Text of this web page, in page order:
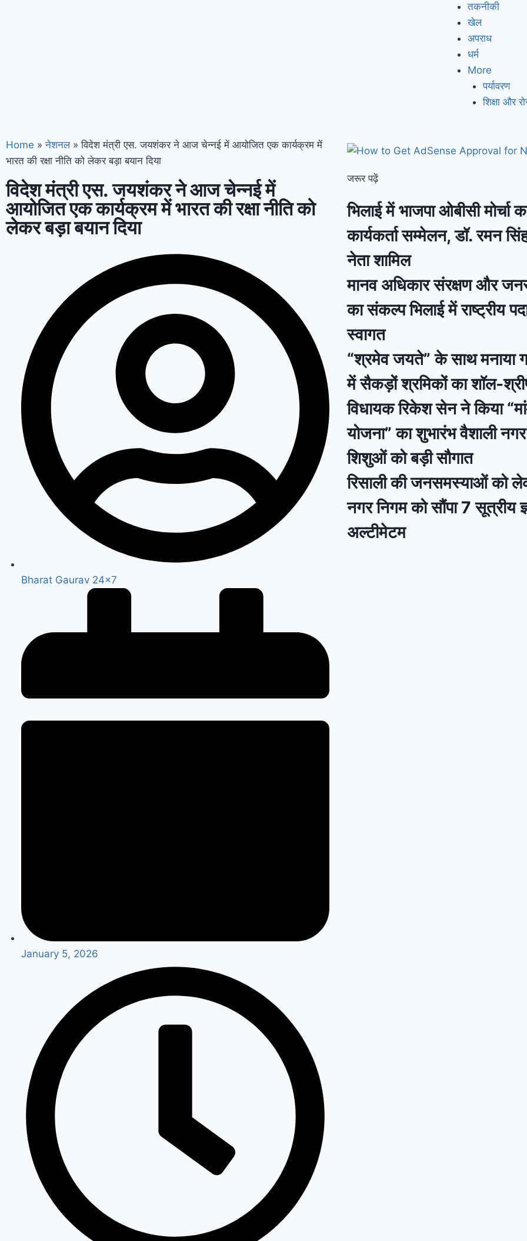
तकनीकी
खेल
अपराध
धर्म
More
पर्यावरण
शिक्षा और
Home » नेशनल » विदेश मंत्री एस. जयशंकर ने आज चेन्नई में आयोजित एक कार्यक्रम में
भारत की रक्षा नीति को लेकर बड़ा बयान दिया
विदेश मंत्री एस. जयशंकर ने आज चेन्नई में
आयोजित एक कार्यक्रम में भारत की रक्षा नीति को
लेकर बड़ा बयान दिया
Bharat Gaurav 24x7
January 5, 2026
जरूर पढ़ें
भिलाई में भाजपा ओबीसी मोर्चा
कार्यकर्ता सम्मेलन, डॉ. रमन
नेता शामिल
मानव अधिकार संरक्षण और
का संकल्प भिलाई में राष्ट्रीय
स्वागत
“श्रमेव जयते” के साथ मनाया
में सैकड़ों श्रमिकों का शॉल-
विधायक रिकेश सेन ने किया
योजना” का शुभारंभ वैशाली
शिशुओं को बड़ी सौगात
रिसाली की जनसमस्याओं को
नगर निगम को सौंपा 7 सूत्रीय
अल्टीमेटम